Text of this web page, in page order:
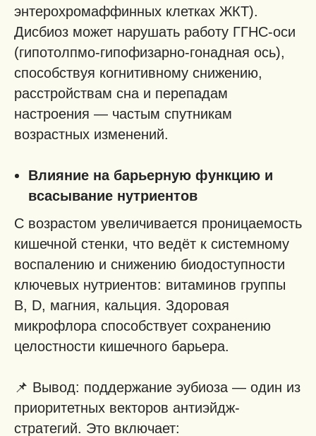
энтерохромаффинных клетках ЖКТ).
Дисбиоз может нарушать работу ГГНС-оси
(гипотолпмо-гипофизарно-гонадная ось),
способствуя когнитивному снижению,
расстройствам сна и перепадам
настроения — частым спутникам
возрастных изменений.
Влияние на барьерную функцию и
всасывание нутриентов
С возрастом увеличивается проницаемость
кишечной стенки, что ведёт к системному
воспалению и снижению биодоступности
ключевых нутриентов: витаминов группы
B, D, магния, кальция. Здоровая
микрофлора способствует сохранению
целостности кишечного барьера.
📌 Вывод: поддержание эубиоза — один из
приоритетных векторов антиэйдж-
стратегий. Это включает: